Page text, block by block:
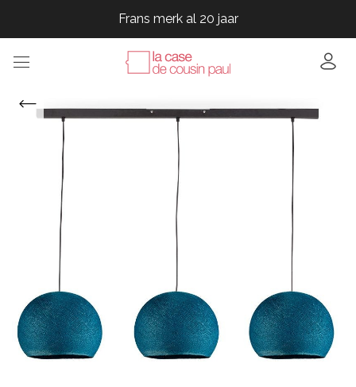
Frans merk al 20 jaar
Frans merk al 20 jaar
Frans merk al 20 jaar